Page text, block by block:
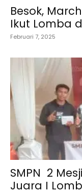
Besok,
Ikut Lomba
Februari 7, 2025
SMPN 2
Juara I